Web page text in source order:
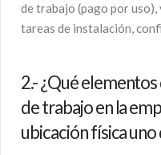
de trabajo (pago por
tareas de instalación,
2.- ¿Qué
de trabajo en la
ubicación física uno